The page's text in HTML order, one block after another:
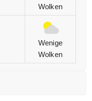
Wolken
Wenige
Wolken